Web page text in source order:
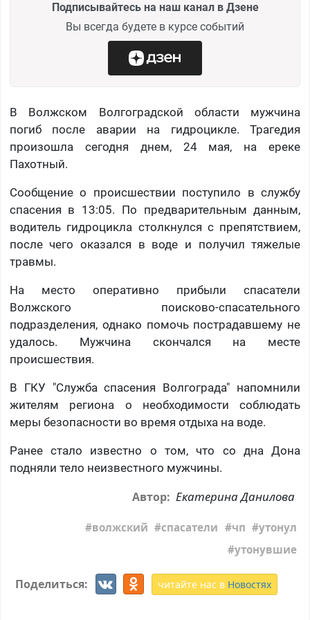
Подписывайтесь на наш канал в Дзене
Вы всегда будете в курсе событий
В Волжском Волгоградской области мужчина
погиб после аварии на гидроцикле. Трагедия
произошла сегодня днем, 24 мая, на ереке
Пахотный.
Сообщение о происшествии поступило в службу
спасения в 13:05. По предварительным данным,
водитель гидроцикла столкнулся с препятствием,
после чего оказался в воде и получил тяжелые
травмы.
На место оперативно прибыли спасатели
Волжского поисково-спасательного
подразделения, однако помочь пострадавшему не
удалось. Мужчина скончался на месте
происшествия.
В ГКУ "Служба спасения Волгограда" напомнили
жителям региона о необходимости соблюдать
меры безопасности во время отдыха на воде.
Ранее стало известно о том, что со дна Дона
подняли тело неизвестного мужчины.
Автор: Екатерина Данилова
волжский спасатели чп
утонул
утонувшие
Поделиться: читайте нас в Новостях